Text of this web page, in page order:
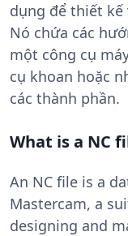
dụng để thiết kế
Nó chứa các
một công cụ
cụ khoan hoặc
các thành phần.
What is a NC
An NC file is a
Mastercam, a
designing and